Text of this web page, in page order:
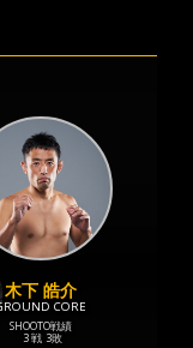
木下 皓介
CORE
SHOOTO戦績
3 戦 3敗